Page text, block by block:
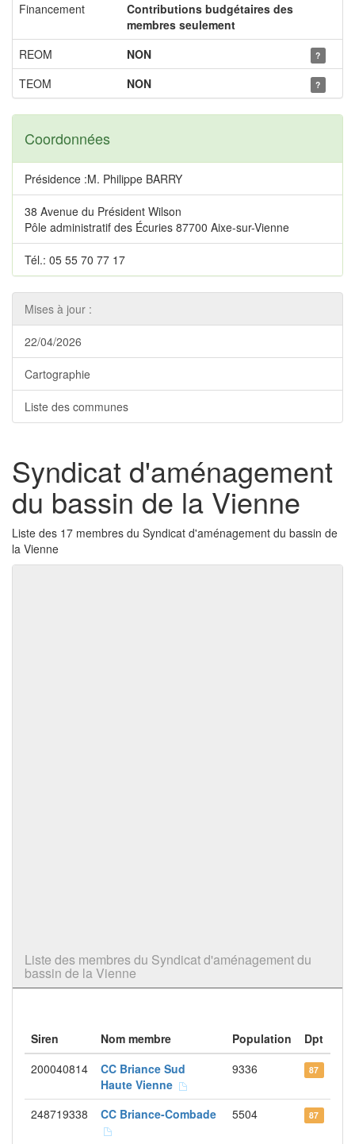
Financement
Contributions budgétaires des
membres seulement
REOM
NON ?
TEOM NON ?
Coordonnées
Présidence :M. Philippe BARRY
38 Avenue du Président Wilson
Pôle administratif des Écuries 87700 Aixe-sur-Vienne
Tél.: 05 55 70 77 17
Mises à jour :
22/04/2026
Cartographie
Liste des communes
Syndicat d'aménagement
du bassin de la Vienne
Liste des 17 membres du Syndicat d'aménagement du bassin de
la Vienne
Liste des membres du Syndicat d'aménagement du
bassin de la Vienne
Siren Nom membre Population
Dpt
200040814
CC Briance Sud
Haute Vienne
9336 87
248719338 CC Briance-Combade 5504 87